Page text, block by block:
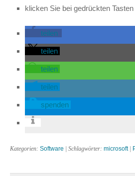
klicken Sie bei gedrückten
teilen
teilen
teilen
teilen
spenden
Kategorien: Software | Schlagwörter: microsoft|